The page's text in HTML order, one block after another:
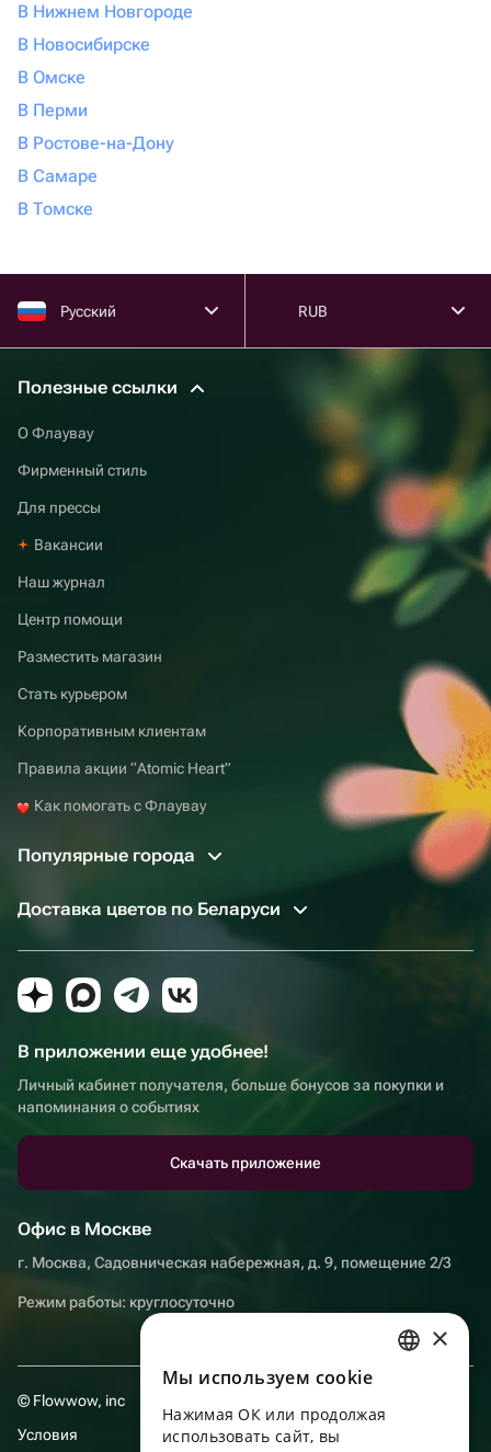
В Нижнем Новгороде
В Новосибирске
В Омске
В Перми
В Ростове-на-Дону
В Самаре
В Томске
Русский RUB
Полезные ссылки
О Флаувау
Фирменный стиль
Для прессы
Вакансии
Наш журнал
Центр помощи
Разместить магазин
Стать курьером
Корпоративным клиентам
Правила акции “Atomic Heart”
Как помогать с Флаувау
Популярные города
Доставка цветов по Беларуси
В приложении еще удобнее!
Личный кабинет получателя, больше бонусов за покупки и
напоминания о событиях
Скачать приложение
Офис в Москве
г. Москва, Садовническая набережная, д. 9, помещение 2/3
Режим работы: круглосуточно
© Flowwow, inc
Условия
ENGLISH
×
Мы используем сookie
Нажимая ОК или продолжая
использовать сайт, вы